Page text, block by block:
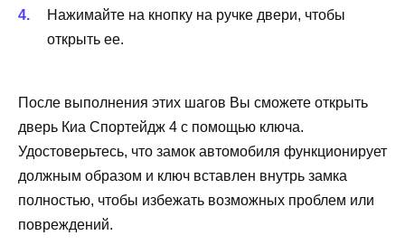
Нажимайте на кнопку на ручке двери, чтобы
открыть ее.
После выполнения этих шагов Вы сможете открыть
дверь Киа Спортейдж 4 с помощью ключа.
Удостоверьтесь, что замок автомобиля функционирует
должным образом и ключ вставлен внутрь замка
полностью, чтобы избежать возможных проблем или
повреждений.